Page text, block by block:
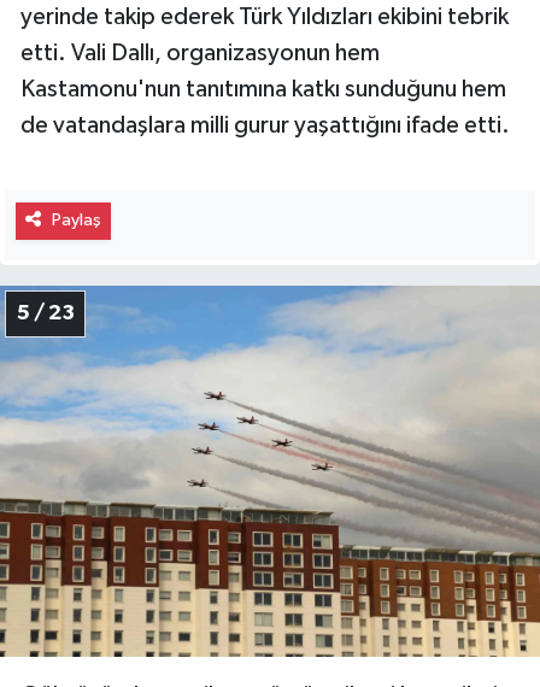
yerinde takip ederek Türk Yıldızları ekibini tebrik
etti. Vali Dallı, organizasyonun hem
Kastamonu'nun tanıtımına katkı sunduğunu hem
de vatandaşlara milli gurur yaşattığını ifade etti.
Paylaş
5 / 23